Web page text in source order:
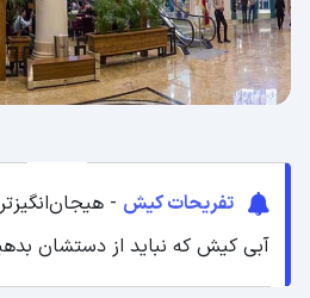
تفریحات کیش -
آبی کیش که نباید از دستشان